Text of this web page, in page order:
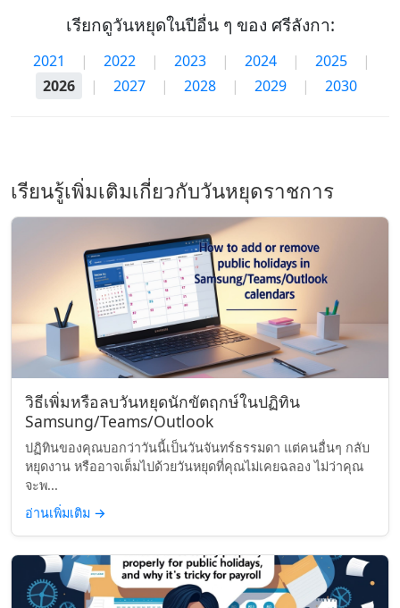
เรียกดูวันหยุดในปีอื่น ๆ ของ ศรีลังกา:
2021 | 2022 | 2023 | 2024 | 2025
|
2026
| 2027 | 2028 | 2029 | 2030
เรียนรู้เพิ่มเติมเกี่ยวกับวันหยุดราชการ
วิธีเพิ่มหรือลบวันหยุดนักขัตฤกษ์ในปฏิทิน
Samsung/Teams/Outlook
ปฏิทินของคุณบอกว่าวันนี้เป็นวันจันทร์ธรรมดา แต่คนอื่นๆ กลับ
หยุดงาน หรืออาจเต็มไปด้วยวันหยุดที่คุณไม่เคยฉลอง ไม่ว่าคุณ
จะพ...
อ่านเพิ่มเติม →